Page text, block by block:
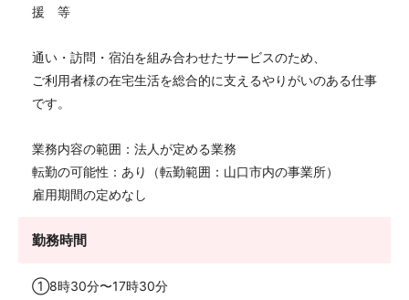
援 等
通い・訪問・宿泊を組み合わせたサービスのため、
ご利用者様の在宅生活を総合的に支えるやりがいのある仕事
です。
業務内容の範囲：法人が定める業務
転勤の可能性：あり（転勤範囲：山口市内の事業所）
雇用期間の定めなし
勤務時間
①8時30分〜17時30分